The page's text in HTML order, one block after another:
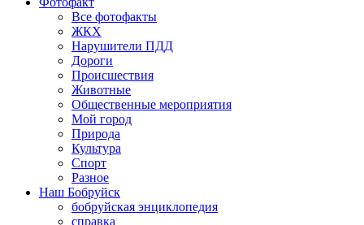
Все фотофакты
ЖКХ
Нарушители ПДД
Дороги
Происшествия
Животные
Общественные мероприятия
Мой город
Природа
Культура
Спорт
Разное
Наш Бобруйск
бобруйская энциклопедия
справка